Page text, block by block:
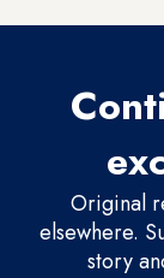
Original
elsewhere.
story